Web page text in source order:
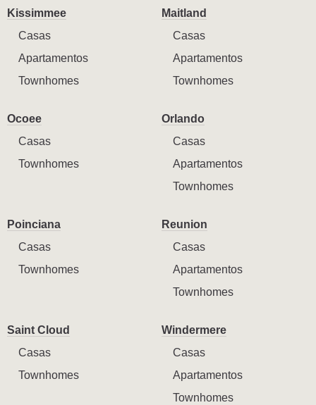
Kissimmee
Casas
Apartamentos
Townhomes
Maitland
Casas
Apartamentos
Townhomes
Ocoee
Casas
Townhomes
Orlando
Casas
Apartamentos
Townhomes
Poinciana
Casas
Townhomes
Reunion
Casas
Apartamentos
Townhomes
Saint Cloud
Casas
Townhomes
Windermere
Casas
Apartamentos
Townhomes